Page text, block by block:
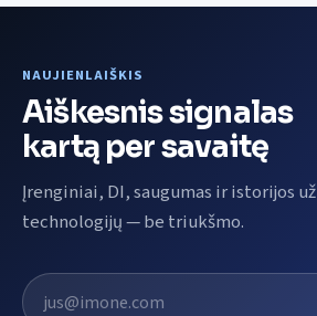
NAUJIENLAIŠKIS
Aiškesnis signalas
kartą per savaitę
Įrenginiai, DI, saugumas ir istorijos už
technologijų — be triukšmo.
El. pašto adresas